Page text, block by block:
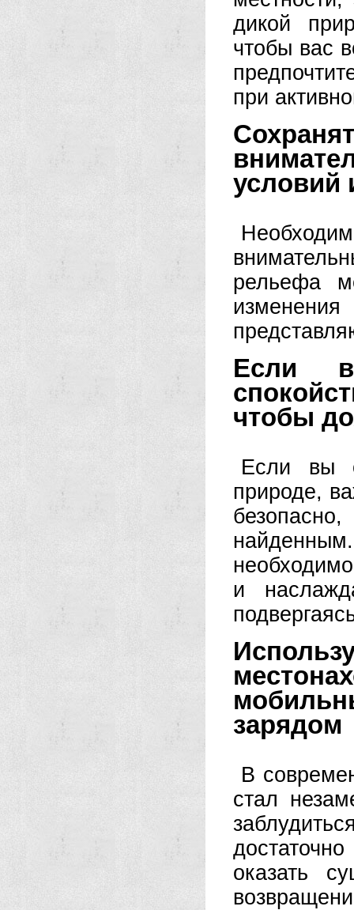
дикой
чтобы вас
при
условий
рельефа
Если
чтобы
Если вы
природе,
и
зарядом
В
стал
оказать